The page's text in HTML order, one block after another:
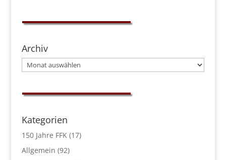
Archiv
Archiv
Kategorien
150 Jahre FFK(17)
Allgemein (92)